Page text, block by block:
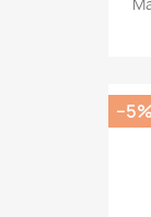
−5%